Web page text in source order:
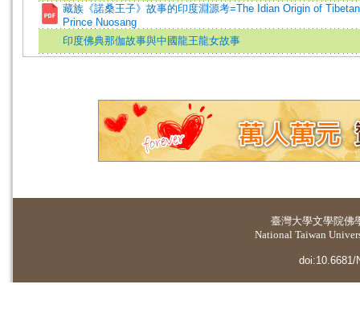
藏族《諾桑王子》故事的印度淵源考=The Idian Origin of
Prince Nuosang
印度佛典那伽故事與中國龍王龍女故事
臺灣大學文學院佛
National Taiwan
doi:10.6681/